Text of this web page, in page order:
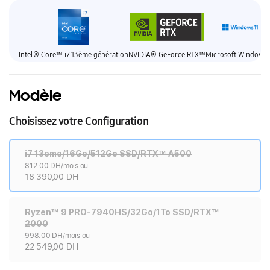
Intel® Core™ i7 13ème génération NVIDIA® GeForce RTX™ Microsoft Windows
Modèle
Choisissez votre Configuration
i7 13eme/16Go/512Go SSD/RTX™ A500
812.00 DH/mois ou
18 390,00 DH
Ryzen™ 9 PRO-7940HS/32Go/1To SSD/RTX™
2000
998.00 DH/mois ou
22 549,00 DH